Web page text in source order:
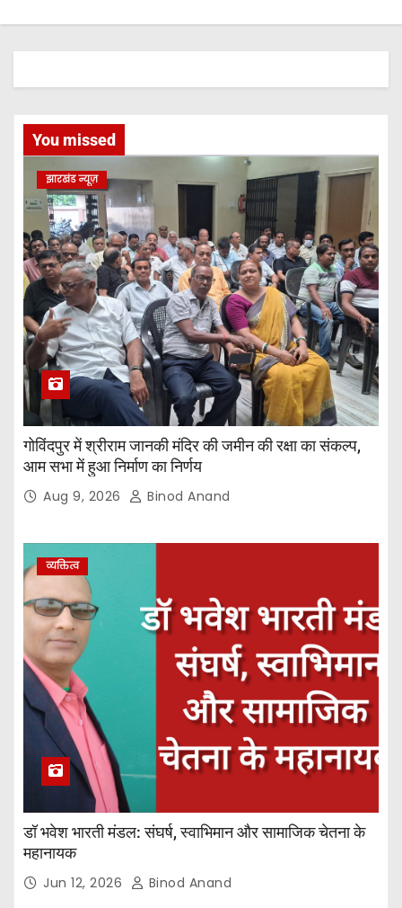
You missed
झारखंड न्यूज़
गोविंदपुर में श्रीराम जानकी मंदिर की जमीन की रक्षा का संकल्प,
आम सभा में हुआ निर्माण का निर्णय
Aug 9, 2026 Binod Anand
व्यक्तित्व
डॉ भवेश भारती मंडल: संघर्ष, स्वाभिमान और सामाजिक चेतना के
महानायक
Jun 12, 2026 Binod Anand